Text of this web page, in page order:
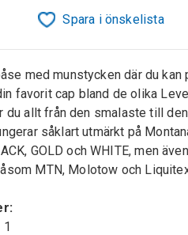
Spara i önskelista
med munstycken där du kan
favorit cap bland de olika
du allt från den smalaste till
såklart utmärkt på
GOLD och WHITE, men
MTN, Molotow och
1